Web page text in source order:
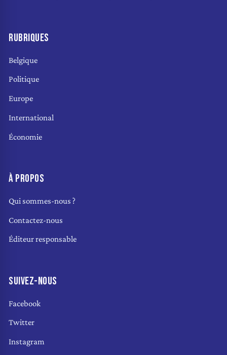
RUBRIQUES
Belgique
Politique
Europe
International
Économie
À PROPOS
Qui sommes-nous ?
Contactez-nous
Éditeur responsable
SUIVEZ-NOUS
Facebook
Twitter
Instagram